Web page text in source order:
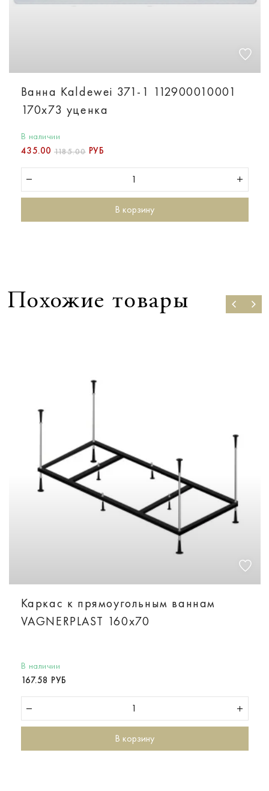
Ванна Kaldewei 371-1 112900010001
170х73 уценка
В наличии
435.00 1185.00 РУБ
В корзину
Похожие товары
Каркас к прямоугольным ваннам
VAGNERPLAST 160x70
В наличии
167.58 РУБ
В корзину